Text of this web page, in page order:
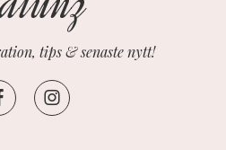
tips & senaste nytt!